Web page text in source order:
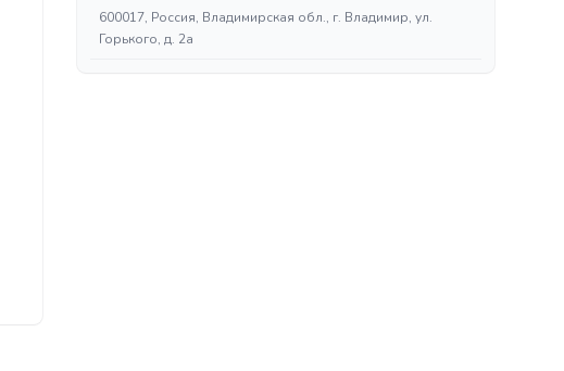
600017, Россия, Владимирская обл., г. Владимир, ул.
Горького, д. 2а